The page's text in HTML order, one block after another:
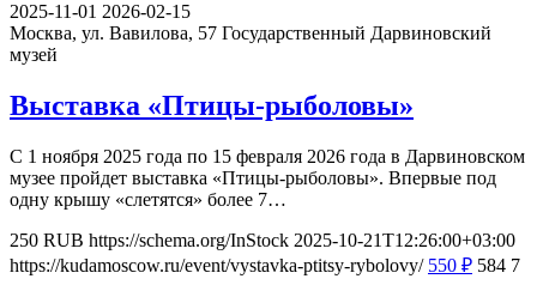
2025-11-01 2026-02-15
Москва, ул. Вавилова, 57 Государственный Дарвиновский
музей
Выставка «Птицы-рыболовы»
С 1 ноября 2025 года по 15 февраля 2026 года в Дарвиновском
музее пройдет выставка «Птицы-рыболовы». Впервые под
одну крышу «слетятся» более 7…
250 RUB https://schema.org/InStock 2025-10-21T12:26:00+03:00
https://kudamoscow.ru/event/vystavka-ptitsy-rybolovy/ 550 ₽ 584 7